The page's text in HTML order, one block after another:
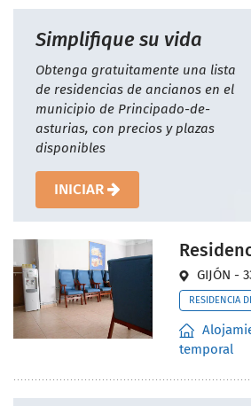
Simplifique su vida
Obtenga gratuitamente una lista
de residencias de ancianos en el
municipio de Principado-de-
asturias, con precios y plazas
disponibles
INICIAR
GIJÓN -
RESIDENCIA
temporal